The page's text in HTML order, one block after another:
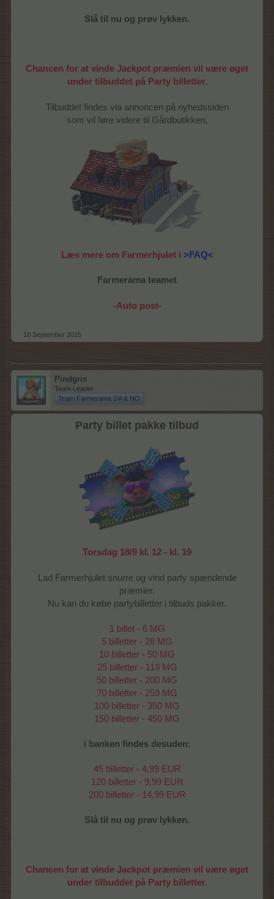
Slå til nu og prøv lykken.
Chancen for at vinde Jackpot præmien vil være øget
under tilbuddet på Party billetter.
Tilbuddet findes via annoncen på nyhedssiden
som vil føre videre til Gårdbutikken.
Læs mere om Farmerhjulet i >FAQ<
Farmerama teamet
-Auto post-
10 September 2025
Pindgris
Team Leader
Team Farmerama DA & NO
Party billet pakke tilbud
Torsdag 18/9 kl. 12 - kl. 19
Lad Farmerhjulet snurre og vind party spændende
præmier.
Nu kan du købe partybilletter i tilbuds pakker.
1 billet - 6 MG
5 billetter - 28 MG
10 billetter - 50 MG
25 billetter - 113 MG
50 billetter - 200 MG
70 billetter - 259 MG
100 billetter - 350 MG
150 billetter - 450 MG
i banken findes desuden:
45 billetter - 4,99 EUR
120 billetter - 9,99 EUR
200 billetter - 14,99 EUR
Slå til nu og prøv lykken.
Chancen for at vinde Jackpot præmien vil være øget
under tilbuddet på Party billetter.